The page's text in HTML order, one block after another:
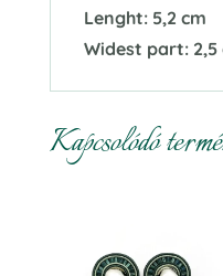
Lenght: 5,2 cm
Widest part: 2,5
Kapcsolódó